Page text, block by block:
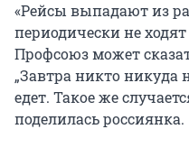
«Рейсы выпадают из
периодически не ходят
Профсоюз может
„Завтра никто никуда
едет. Такое же
поделилась россиянка.